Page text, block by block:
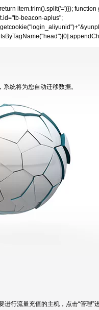
item.trim().split('=')});
beacon-aplus";
统将为您自动迁移数据。
进行流量充值的主机，点击“管理